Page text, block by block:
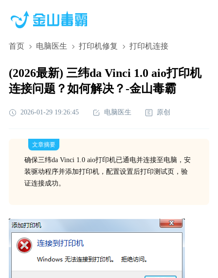
首页 电脑医生 打印机修复 打印机连接
(2026最新) 三纬da Vinci 1.0 aio打印机
连接问题？如何解决？-金山毒霸
2026-01-29 19:26:45 电脑医生 原创
文章摘要
确保三纬da Vinci 1.0 aio打印机已通电并连接至电脑，安
装驱动程序并添加打印机，配置设置后打印测试页，验
证连接成功。